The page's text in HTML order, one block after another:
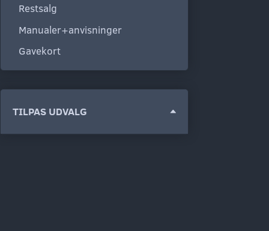
Restsalg
Manualer+anvisninger
Gavekort
TILPAS UDVALG